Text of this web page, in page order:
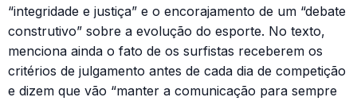
“integridade e justiça” e o encorajamento de um “debate
construtivo” sobre a evolução do esporte. No texto,
menciona ainda o fato de os surfistas receberem os
critérios de julgamento antes de cada dia de competição
e dizem que vão “manter a comunicação para sempre